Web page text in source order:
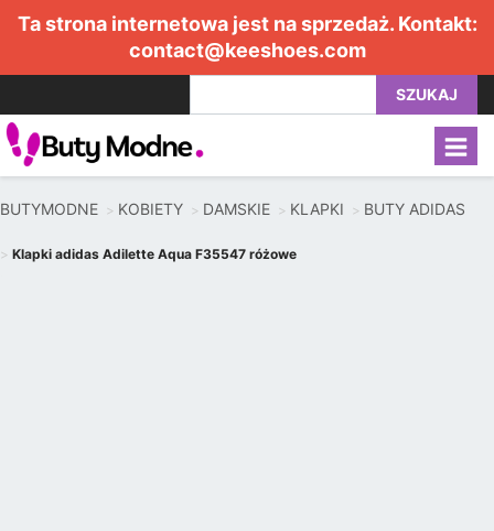
Ta strona internetowa jest na sprzedaż. Kontakt:
contact@keeshoes.com
SZUKAJ
BUTYMODNE KOBIETY DAMSKIE KLAPKI BUTY ADIDAS
Klapki adidas Adilette Aqua F35547 różowe